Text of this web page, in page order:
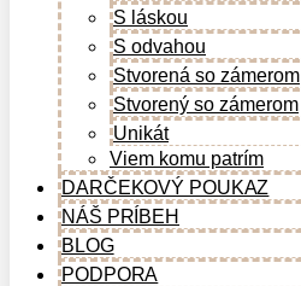
S láskou
S odvahou
Stvorená so zámerom
Stvorený so zámerom
Unikát
Viem komu patrím
DARČEKOVÝ POUKAZ
NÁŠ PRÍBEH
BLOG
PODPORA